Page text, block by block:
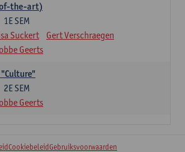
the-art)
1E SEM
Suckert
Gert Verschraegen
Geerts
2E SEM
Geerts
CookiebeleidGebruiksvoorwaarden